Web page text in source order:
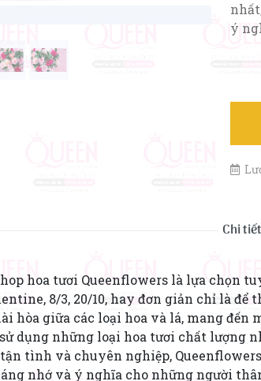
ý
Chi tiết
hoa tươi Queenflowers là lựa chọn
8/3, 20/10, hay đơn giản chỉ là
hòa giữa các loại hoa và lá, mang
dụng những loại hoa tươi chất lượng
tình và chuyên nghiệp,
nhớ và ý nghĩa cho những người